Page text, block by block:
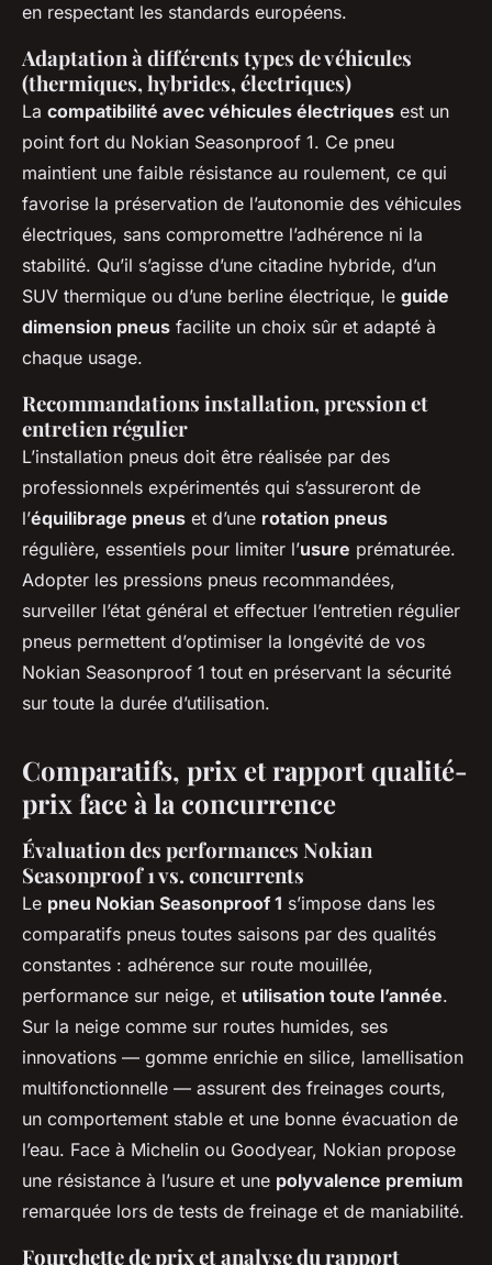
en respectant les standards européens.
Adaptation à différents types de véhicules
(thermiques, hybrides, électriques)
La compatibilité avec véhicules électriques est un
point fort du Nokian Seasonproof 1. Ce pneu
maintient une faible résistance au roulement, ce qui
favorise la préservation de l’autonomie des véhicules
électriques, sans compromettre l’adhérence ni la
stabilité. Qu’il s’agisse d’une citadine hybride, d’un
SUV thermique ou d’une berline électrique, le guide
dimension pneus facilite un choix sûr et adapté à
chaque usage.
Recommandations installation, pression et
entretien régulier
L’installation pneus doit être réalisée par des
professionnels expérimentés qui s’assureront de
l’équilibrage pneus et d’une rotation pneus
régulière, essentiels pour limiter l’usure prématurée.
Adopter les pressions pneus recommandées,
surveiller l’état général et effectuer l’entretien régulier
pneus permettent d’optimiser la longévité de vos
Nokian Seasonproof 1 tout en préservant la sécurité
sur toute la durée d’utilisation.
Comparatifs, prix et rapport qualité-
prix face à la concurrence
Évaluation des performances Nokian
Seasonproof 1 vs. concurrents
Le pneu Nokian Seasonproof 1 s’impose dans les
comparatifs pneus toutes saisons par des qualités
constantes : adhérence sur route mouillée,
performance sur neige, et utilisation toute l’année.
Sur la neige comme sur routes humides, ses
innovations — gomme enrichie en silice, lamellisation
multifonctionnelle — assurent des freinages courts,
un comportement stable et une bonne évacuation de
l’eau. Face à Michelin ou Goodyear, Nokian propose
une résistance à l’usure et une polyvalence premium
remarquée lors de tests de freinage et de maniabilité.
Fourchette de prix et analyse du rapport